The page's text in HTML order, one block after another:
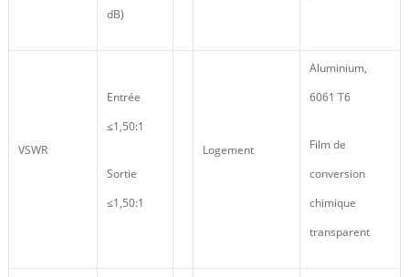
dB)
VSWR
Entrée
≤1,50:1
Sortie
≤1,50:1
Logement
Aluminium,
6061 T6
Film de
conversion
chimique
transparent